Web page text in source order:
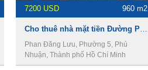
7200 USD 960 m2
Phan Đăng Lưu, Phường 5, Phú
Nhuận, Thành phố Hồ Chí Minh